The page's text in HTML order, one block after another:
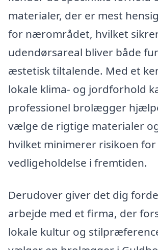
materialer, der er mest
for nærområdet, hvilket
udendørsareal bliver både
æstetisk tiltalende. Med et
lokale klima- og jordforhold
professionel brolægger
vælge de rigtige materialer
hvilket minimerer risikoen for
vedligeholdelse i fremtiden.
Derudover giver det dig
arbejde med et firma, der
lokale kultur og